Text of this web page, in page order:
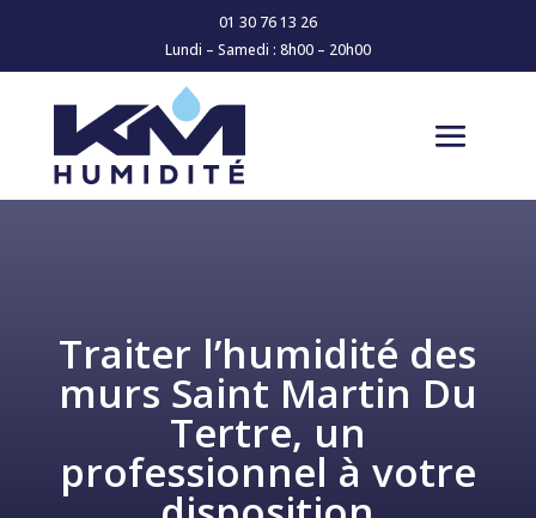
01 30 76 13 26
Lundi – Samedi : 8h00 – 20h00
Traiter l’humidité des
murs Saint Martin Du
Tertre, un
professionnel à votre